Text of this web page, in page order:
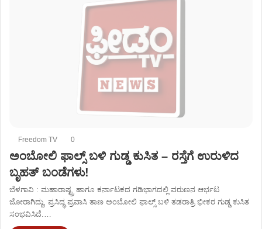
Freedom TV 0
ಅಂಬೋಲಿ ಫಾಲ್ಸ್ ಬಳಿ ಗುಡ್ಡ ಕುಸಿತ – ರಸ್ತೆಗೆ ಉರುಳಿದ
ಬೃಹತ್ ಬಂಡೆಗಳು!
ಬೆಳಗಾವಿ : ಮಹಾರಾಷ್ಟ್ರ ಹಾಗೂ ಕರ್ನಾಟಕದ ಗಡಿಭಾಗದಲ್ಲಿ ವರುಣನ ಆರ್ಭಟ
ಜೋರಾಗಿದ್ದು, ಪ್ರಸಿದ್ಧ ಪ್ರವಾಸಿ ತಾಣ ಅಂಬೋಲಿ ಫಾಲ್ಸ್ ಬಳಿ ತಡರಾತ್ರಿ ಭೀಕರ ಗುಡ್ಡ ಕುಸಿತ
ಸಂಭವಿಸಿದೆ.…